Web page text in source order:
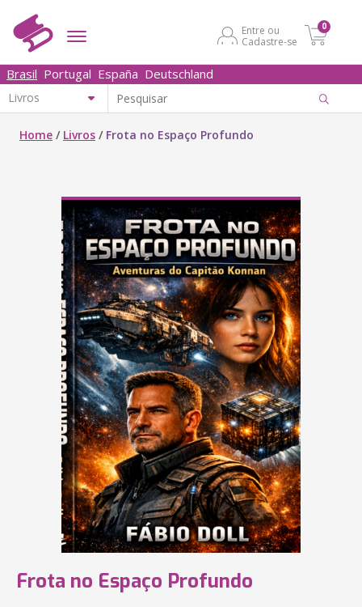
Entre ou
Cadastre-se
0
Brasil Portugal España Deutschland
Home / Livros / Frota no Espaço Profundo
Frota no Espaço Profundo